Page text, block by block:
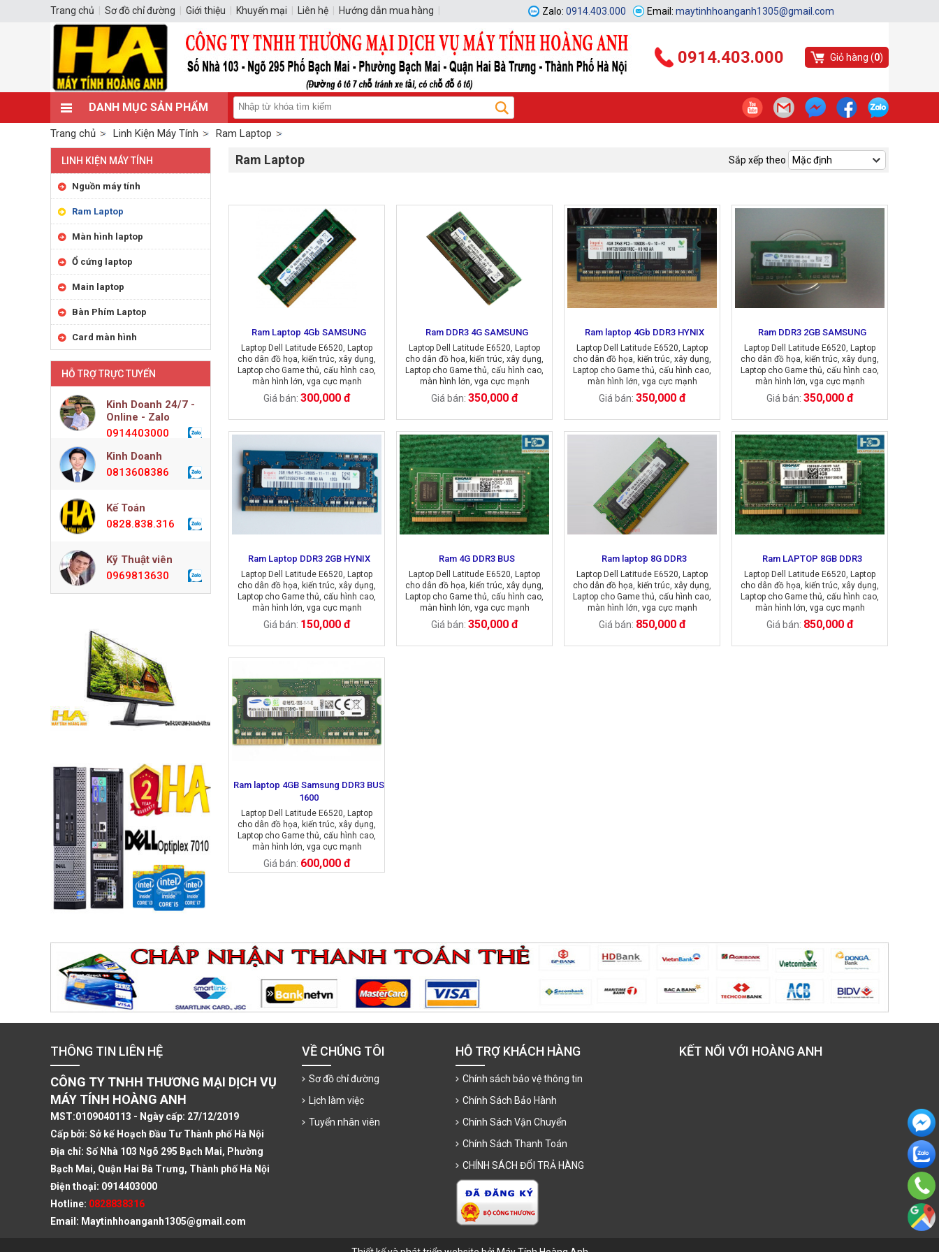
Giỏ hàng (0)
0914.403.000
DANH MỤC SẢN PHẨM
Trang chủ Linh Kiện Máy Tính Ram Laptop
LINH KIỆN MÁY TÍNH
Nguồn máy tính
Ram Laptop
Màn hình laptop
Ổ cứng laptop
Main laptop
Bàn Phím Laptop
Card màn hình
HỖ TRỢ TRỰC TUYẾN
Kinh Doanh 24/7 -
Online - Zalo
0914403000
Kinh Doanh
0813608386
Kế Toán
0828.838.316
Kỹ Thuật viên
0969813630
Sắp xếp theo Mặc định
Ram Laptop
Ram Laptop 4Gb SAMSUNG
Laptop Dell Latitude E6520, Laptop
cho dân đồ họa, kiến trúc, xây dụng,
Laptop cho Game thủ, cấu hình cao,
màn hình lớn, vga cực mạnh
Giá bán: 300,000 đ
Ram DDR3 4G SAMSUNG
Laptop Dell Latitude E6520, Laptop
cho dân đồ họa, kiến trúc, xây dụng,
Laptop cho Game thủ, cấu hình cao,
màn hình lớn, vga cực mạnh
Giá bán: 350,000 đ
Ram laptop 4Gb DDR3 HYNIX
Laptop Dell Latitude E6520, Laptop
cho dân đồ họa, kiến trúc, xây dụng,
Laptop cho Game thủ, cấu hình cao,
màn hình lớn, vga cực mạnh
Giá bán: 350,000 đ
Ram DDR3 2GB SAMSUNG
Laptop Dell Latitude E6520, Laptop
cho dân đồ họa, kiến trúc, xây dụng,
Laptop cho Game thủ, cấu hình cao,
màn hình lớn, vga cực mạnh
Giá bán: 350,000 đ
Ram Laptop DDR3 2GB HYNIX
Laptop Dell Latitude E6520, Laptop
cho dân đồ họa, kiến trúc, xây dụng,
Laptop cho Game thủ, cấu hình cao,
màn hình lớn, vga cực mạnh
Giá bán: 150,000 đ
Ram 4G DDR3 BUS
Laptop Dell Latitude E6520, Laptop
cho dân đồ họa, kiến trúc, xây dụng,
Laptop cho Game thủ, cấu hình cao,
màn hình lớn, vga cực mạnh
Giá bán: 350,000 đ
Ram laptop 8G DDR3
Laptop Dell Latitude E6520, Laptop
cho dân đồ họa, kiến trúc, xây dụng,
Laptop cho Game thủ, cấu hình cao,
màn hình lớn, vga cực mạnh
Giá bán: 850,000 đ
Ram LAPTOP 8GB DDR3
Laptop Dell Latitude E6520, Laptop
cho dân đồ họa, kiến trúc, xây dụng,
Laptop cho Game thủ, cấu hình cao,
màn hình lớn, vga cực mạnh
Giá bán: 850,000 đ
Ram laptop 4GB Samsung DDR3 BUS
1600
Laptop Dell Latitude E6520, Laptop
cho dân đồ họa, kiến trúc, xây dụng,
Laptop cho Game thủ, cấu hình cao,
màn hình lớn, vga cực mạnh
Giá bán: 600,000 đ
KẾT NỐI VỚI HOÀNG ANH
THÔNG TIN LIÊN HỆ
CÔNG TY TNHH THƯƠNG MẠI DỊCH VỤ
MÁY TÍNH HOÀNG ANH
MST:0109040113 - Ngày cấp: 27/12/2019
Cấp bởi: Sở kế Hoạch Đầu Tư Thành phố Hà Nội
Địa chỉ: Số Nhà 103 Ngõ 295 Bạch Mai, Phường
Bạch Mai, Quận Hai Bà Trưng, Thành phố Hà Nội
Điện thoại: 0914403000
Hotline: 0828838316
Email: Maytinhhoanganh1305@gmail.com
VỀ CHÚNG TÔI
Sơ đồ chỉ đường
Lịch làm việc
Tuyển nhân viên
HỖ TRỢ KHÁCH HÀNG
Chính sách bảo vệ thông tin
Chính Sách Bảo Hành
Chính Sách Vận Chuyển
Chính Sách Thanh Toán
CHÍNH SÁCH ĐỔI TRẢ HÀNG
Inbox
Chat
Zalo
Email: maytinhhoanganh1305@gmail.com
Zalo: 0914.403.000
Trang chủ Sơ đồ chỉ đường Giới thiệu Khuyến mại Liên hệ Hướng dẫn mua hàng
Hotline:0914.403.000 - 0914.403.000